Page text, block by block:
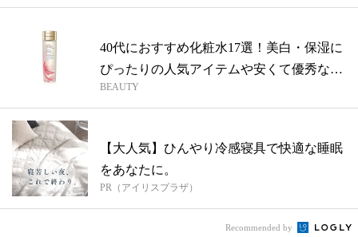
40代におすすめ化粧水17選！美白・保湿に
ぴったりの人気アイテムや安くて優秀な
プ...
BEAUTY
【大人気】ひんやり冷感寝具で快適な睡眠
をあなたに。
PR（アイリスプラザ）
Recommended by